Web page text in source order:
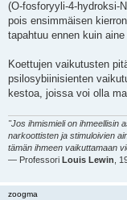
(O-fosforyyli-4-hydroksi-
pois ensimmäisen
tapahtuu ennen kuin
Koettujen vaikutusten
psilosybiinisienten
kestoa, joissa voi olla
"Jos ihmismieli on ihmeellisin
narkoottisten ja stimuloivien
tämän ihmeen vaikuttamaan
— Professori Louis Lewin ,
zoogma